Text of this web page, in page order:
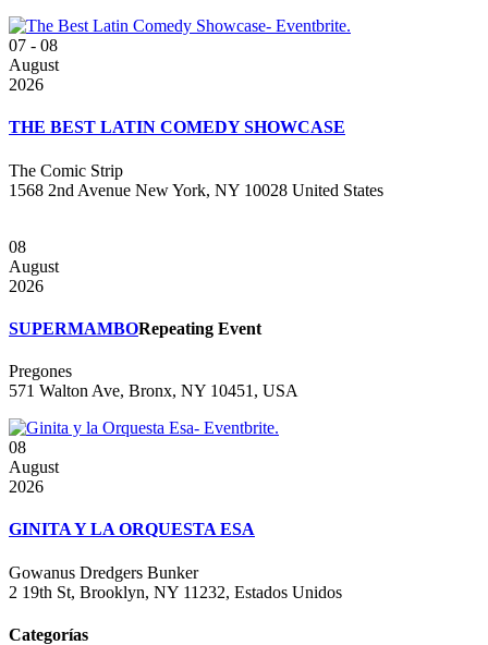
07 - 08
August
2026
THE BEST LATIN COMEDY SHOWCASE
The Comic Strip
1568 2nd Avenue New York, NY 10028 United States
08
August
2026
SUPERMAMBORepeating Event
Pregones
571 Walton Ave, Bronx, NY 10451, USA
08
August
2026
GINITA Y LA ORQUESTA ESA
Gowanus Dredgers Bunker
2 19th St, Brooklyn, NY 11232, Estados Unidos
Categorías